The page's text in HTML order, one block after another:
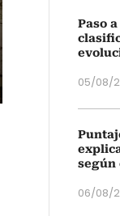
Paso
05/08/
según
06/08/